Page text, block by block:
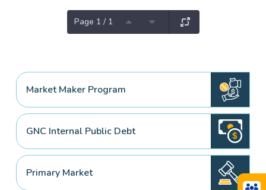
Page 1 / 1
Market Maker Program
GNC Internal Public Debt
Primary Market